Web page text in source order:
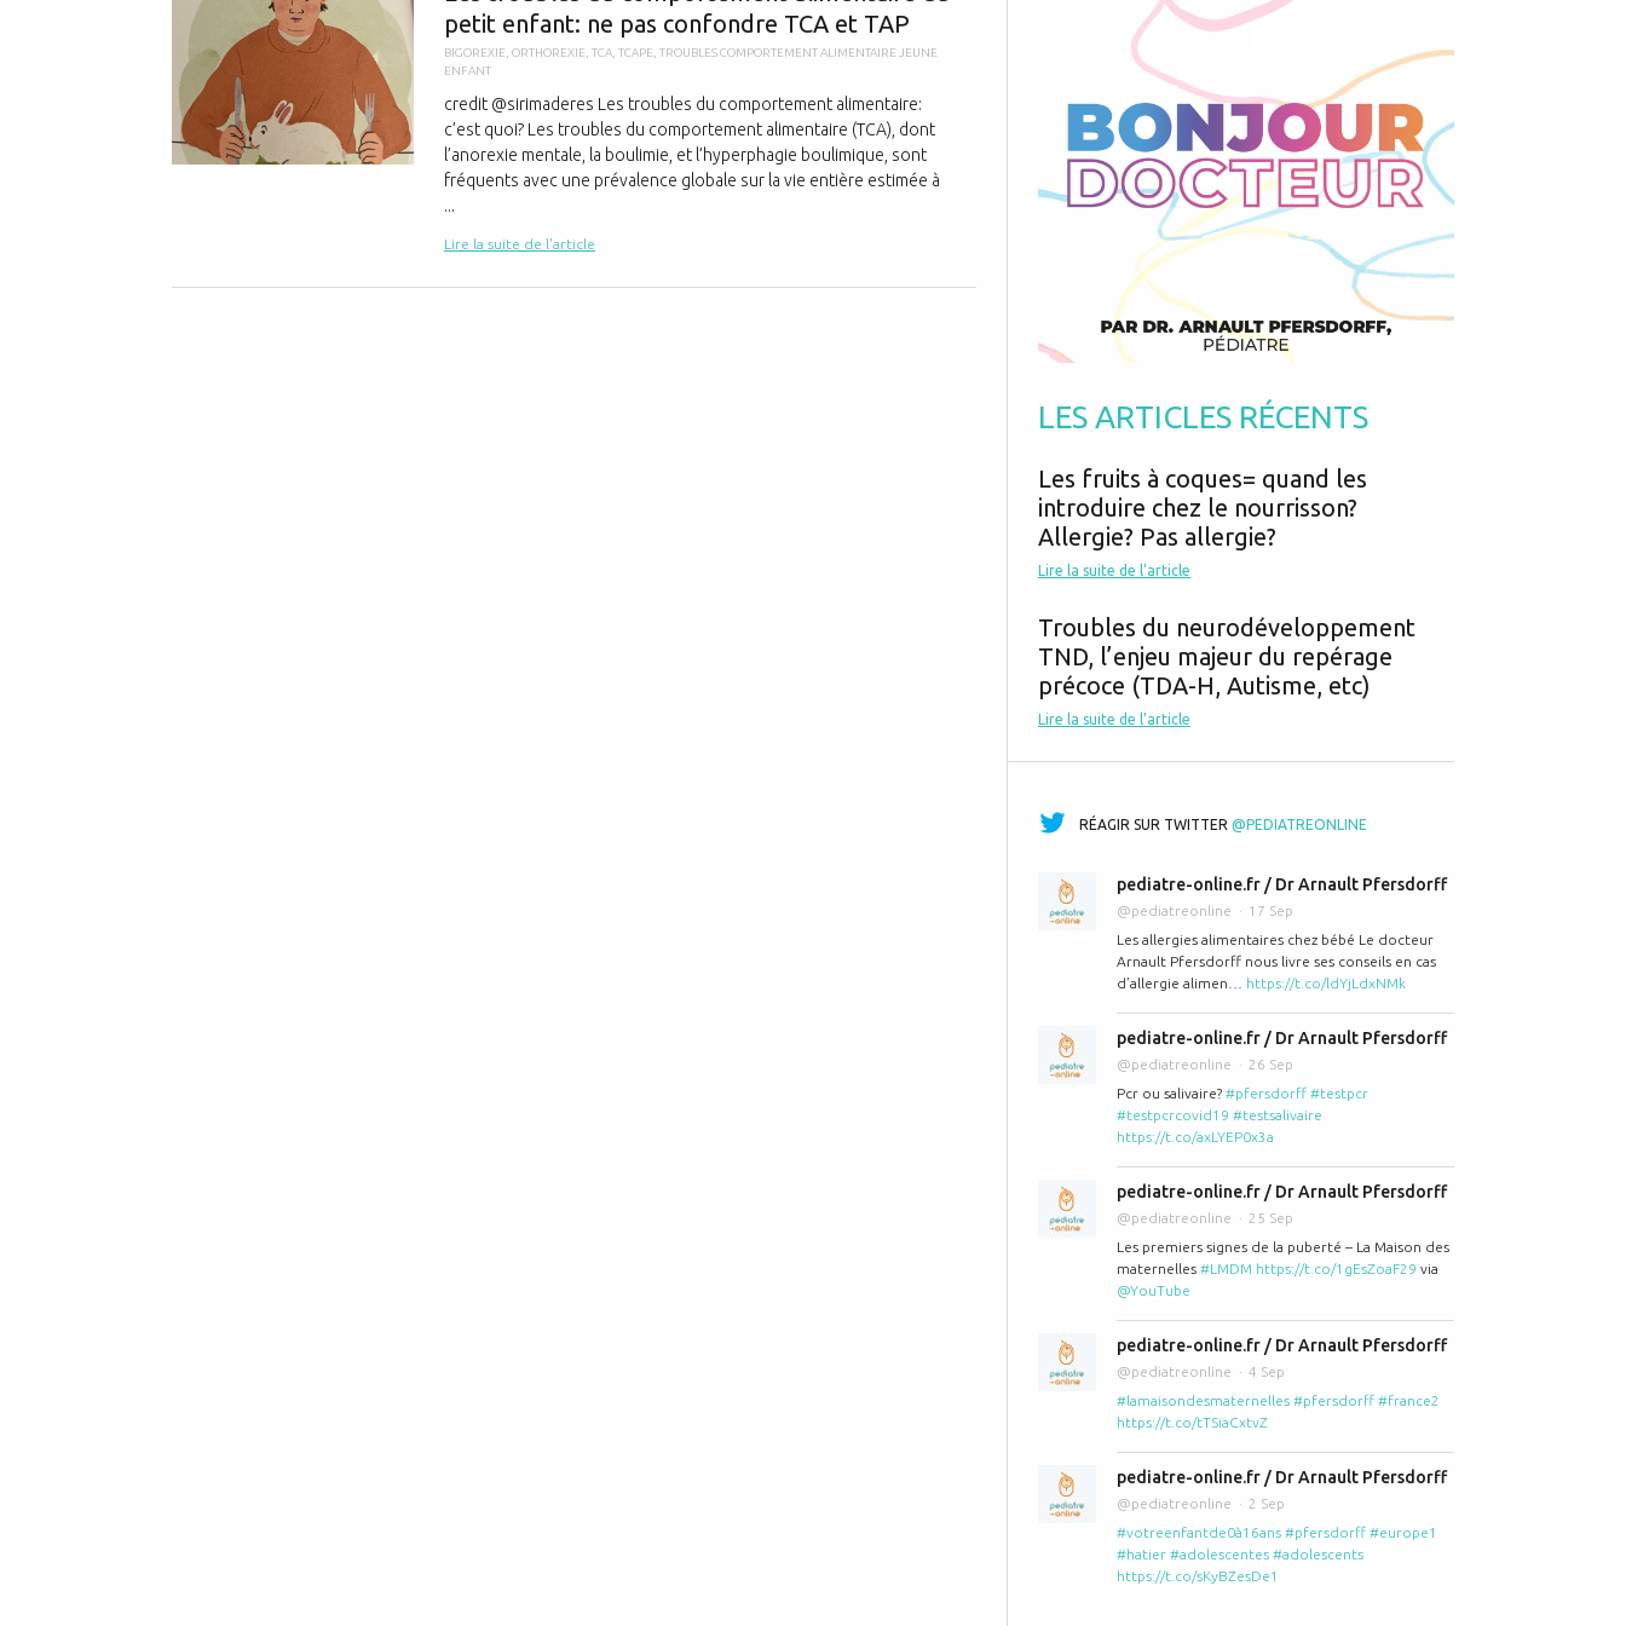
Asthme
Cardio vasculaire
Comportement
Développement
Fièvre
Génétique
Handicap
Hygiène
Médicaments
Mort subite
Non classé
Nourrissons
Prématurés
Protection enfance
Psycho social
psychologie
Vision
Voyages
petit enfant: ne pas confondre TCA et TAP
BIGOREXIE ORTHOREXIE TCA TCAPE TROUBLES COMPORTEMENT ALIMENTAIRE JEUNE
ENFANT
credit @sirimaderes Les troubles du comportement alimentaire:
c’est quoi? Les troubles du comportement alimentaire (TCA), dont
l’anorexie mentale, la boulimie, et l’hyperphagie boulimique, sont
fréquents avec une prévalence globale sur la vie entière estimée à
...
Lire la suite de l'article
LES ARTICLES RÉCENTS
Les fruits à coques= quand les
introduire chez le nourrisson?
Allergie? Pas allergie?
Lire la suite de l'article
Troubles du neurodéveloppement
TND, l’enjeu majeur du repérage
précoce (TDA-H, Autisme, etc)
Lire la suite de l'article
RÉAGIR SUR TWITTER @PEDIATREONLINE
pediatre-online.fr / Dr Arnault Pfersdorff
@pediatreonline
17 Sep
Les allergies alimentaires chez bébé Le docteur
Arnault Pfersdorff nous livre ses conseils en cas
d’allergie alimen… https://t.co/ldYjLdxNMk
pediatre-online.fr / Dr Arnault Pfersdorff
@pediatreonline
26 Sep
Pcr ou salivaire? #pfersdorff #testpcr
#testpcrcovid19 #testsalivaire
https://t.co/axLYEP0x3a
pediatre-online.fr / Dr Arnault Pfersdorff
@pediatreonline
25 Sep
Les premiers signes de la puberté – La Maison des
maternelles #LMDM https://t.co/1gEsZoaF29 via
@YouTube
pediatre-online.fr / Dr Arnault Pfersdorff
@pediatreonline
4 Sep
#lamaisondesmaternelles #pfersdorff #france2
https://t.co/tTSiaCxtvZ
pediatre-online.fr / Dr Arnault Pfersdorff
@pediatreonline
2 Sep
#votreenfantde0à16ans #pfersdorff #europe1
#hatier #adolescentes #adolescents
https://t.co/sKyBZesDe1